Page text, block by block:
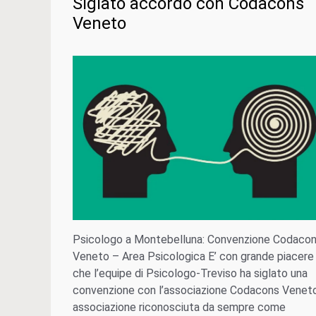
Veneto
Psicologo a Montebelluna: Convenzione
Veneto – Area Psicologica E’ con grande piacere
che l’equipe di Psicologo-Treviso ha siglato una
convenzione con l’associazione Codacons
associazione riconosciuta da sempre come